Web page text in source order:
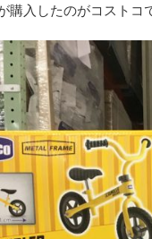
購入したのがコスト